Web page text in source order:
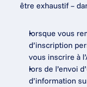
être exhaustif –
lorsque vous
d’inscription
vous inscrire à
lors de l’envoi
d’information